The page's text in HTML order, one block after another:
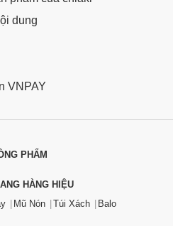
dung
VNPAY
PHẨM
HÀNG HIỆU
Mũ Nón Túi Xách Balo